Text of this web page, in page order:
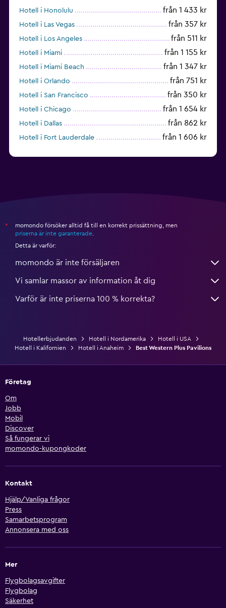
Hotell i Honolulu från 1 433 kr
Hotell i Las Vegas från 357 kr
Hotell i Los Angeles från 511 kr
Hotell i Miami från 1 155 kr
Hotell i Miami Beach från 1 347 kr
Hotell i Orlando från 751 kr
Hotell i San Francisco från 350 kr
Hotell i Chicago från 1 654 kr
Hotell i Dallas från 862 kr
Hotell i Fort Lauderdale från 1 606 kr
*
momondo försöker alltid få till en korrekt prissättning, men
priserna är inte garanterade
Detta är varför:
momondo är inte försäljaren
Vi samlar massor av information åt dig
Varför är inte priserna 100 % korrekta?
Hotellerbjudanden Hotell i Nordamerika
Hotell i USA
Hotell i Kalifornien
Hotell i Anaheim Best Western Plus Pavilions
Företag
Om
Jobb
Mobil
Discover
Så fungerar vi
momondo-kupongkoder
Kontakt
Hjälp/Vanliga frågor
Press
Samarbetsprogram
Annonsera med oss
Mer
Flygbolagsavgifter
Flygbolag
Säkerhet